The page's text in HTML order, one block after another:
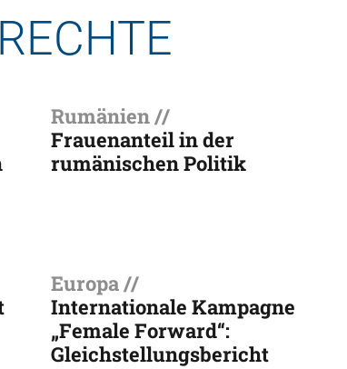
Rumänien //
Frauenanteil in der
rumänischen Politik
Europa //
Internationale Kampagne
„Female Forward“:
Gleichstellungsbericht